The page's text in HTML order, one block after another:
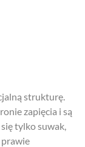
strukturę.
zapięcia i są
tylko suwak,